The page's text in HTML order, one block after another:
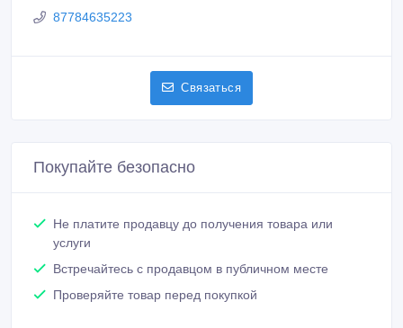
87784635223
Связаться
Покупайте безопасно
Не платите продавцу до получения товара или
услуги
Встречайтесь с продавцом в публичном месте
Проверяйте товар перед покупкой